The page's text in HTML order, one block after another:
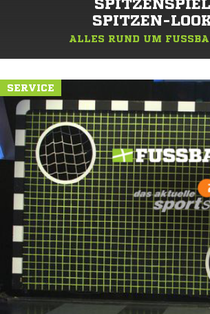
SPITZEN-
ALLES RUND UM
SERVICE